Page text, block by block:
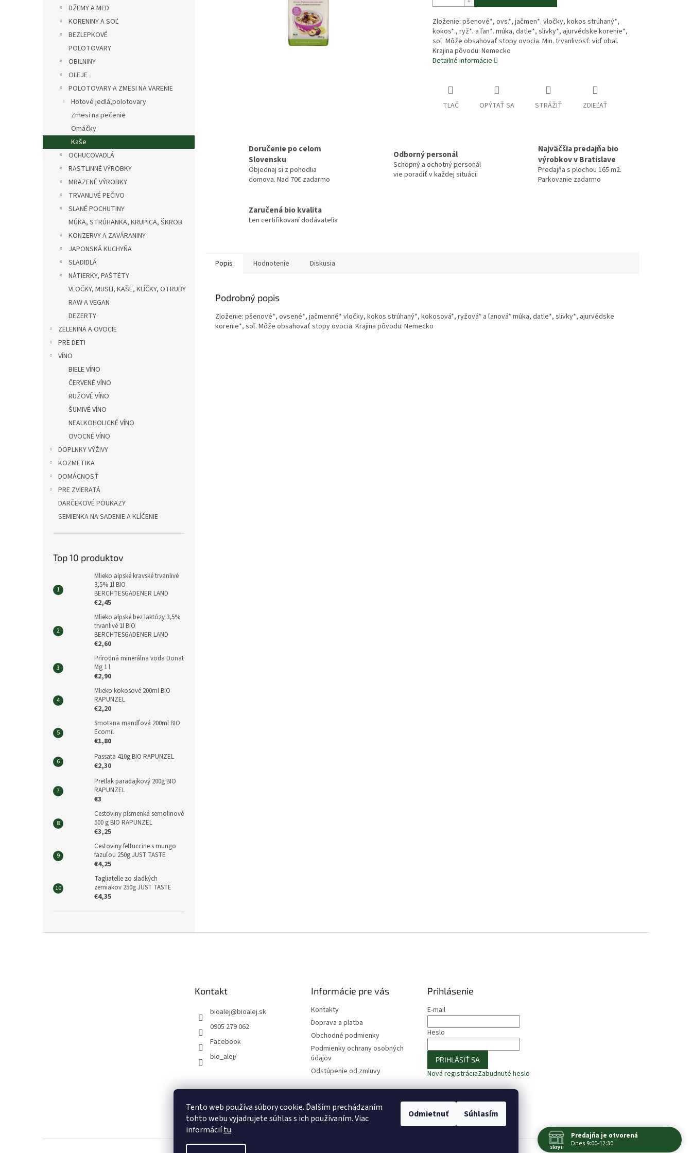
Tento web používa súbory cookie. Ďalším prechádzaním
tohto webu vyjadrujete súhlas s ich používaním. Viac
informáciítu.
Odmietnuť Súhlasím
DŽEMY A MED
KORENINY A SOĽ
BEZLEPKOVÉ
POLOTOVARY
OBILNINY
OLEJE
POLOTOVARY A ZMESI NA VARENIE
Hotové jedlá,polotovary
Zmesi na pečenie
Omáčky
Kaše
OCHUCOVADLÁ
RASTLINNÉ VÝROBKY
MRAZENÉ VÝROBKY
TRVANLIVÉ PEČIVO
SLANÉ POCHUTINY
MÚKA, STRÚHANKA, KRUPICA, ŠKROB
KONZERVY A ZAVÁRANINY
JAPONSKÁ KUCHYŇA
SLADIDLÁ
NÁTIERKY, PAŠTÉTY
VLOČKY, MUSLI, KAŠE, KLÍČKY, OTRUBY
RAW A VEGAN
DEZERTY
ZELENINA A OVOCIE
PRE DETI
VÍNO
BIELE VÍNO
ČERVENÉ VÍNO
RUŽOVÉ VÍNO
ŠUMIVÉ VÍNO
NEALKOHOLICKÉ VÍNO
OVOCNÉ VÍNO
DOPLNKY VÝŽIVY
KOZMETIKA
DOMÁCNOSŤ
PRE ZVIERATÁ
DARČEKOVÉ POUKAZY
SEMIENKA NA SADENIE A KLÍČENIE
Top 10 produktov
Mlieko alpské kravské trvanlivé
3,5% 1l BIO
BERCHTESGADENER LAND
€2,45
Mlieko alpské bez laktózy 3,5%
trvanlivé 1l BIO
BERCHTESGADENER LAND
€2,60
Prírodná minerálna voda Donat
Mg 1 l
€2,90
Mlieko kokosové 200ml BIO
RAPUNZEL
€2,20
Smotana mandľová 200ml BIO
Ecomil
€1,80
Passata 410g BIO RAPUNZEL
€2,30
Pretlak paradajkový 200g BIO
RAPUNZEL
€3
Cestoviny písmenká semolinové
500 g BIO RAPUNZEL
€3,25
Cestoviny fettuccine s mungo
fazuľou 250g JUST TASTE
€4,25
Tagliatelle zo sladkých
zemiakov 250g JUST TASTE
€4,35
Zloženie: pšenové*, ovs.*, jačmen*. vločky, kokos strúhaný*,
kokos*., ryž*. a ľan*. múka, datle*, slivky*, ajurvédske korenie*,
soľ. Môže obsahovať stopy ovocia. Min. trvanlivosť: viď obal.
Krajina pôvodu: Nemecko
Detailné informácie
TLAČ OPÝTAŤ SA STRÁŽIŤ ZDIEĽAŤ
Doručenie po celom
Slovensku
Objednaj si z pohodlia
domova. Nad 70€ zadarmo
Odborný personál
Schopný a ochotný personál
vie poradiť v každej situácii
Najväčšia predajňa bio
výrobkov v Bratislave
Predajňa s plochou 165 m2.
Parkovanie zadarmo
Zaručená bio kvalita
Len certifikovaní dodávatelia
Popis Hodnotenie Diskusia
Podrobný popis
Zloženie: pšenové*, ovsené*, jačmenné* vločky, kokos strúhaný*, kokosová*, ryžová* a ľanová* múka, datle*, slivky*, ajurvédske
korenie*, soľ. Môže obsahovať stopy ovocia. Krajina pôvodu: Nemecko
Kontakt
bioalej@bioalej.sk
0905 279 062
Facebook
bio_alej/
Informácie pre vás
Kontakty
Doprava a platba
Obchodné podmienky
Podmienky ochrany osobných
údajov
Odstúpenie od zmluvy
Prihlásenie
E-mail
Heslo
PRIHLÁSIŤ SA
Nová registráciaZabudnuté heslo
⚠️ UPOZORNENIE – Fazuľa biela 🎁 ODOBERAJTE NOVINKY −10 %
Predajňa je otvorená
Dnes 9:00-12:30
Skryť